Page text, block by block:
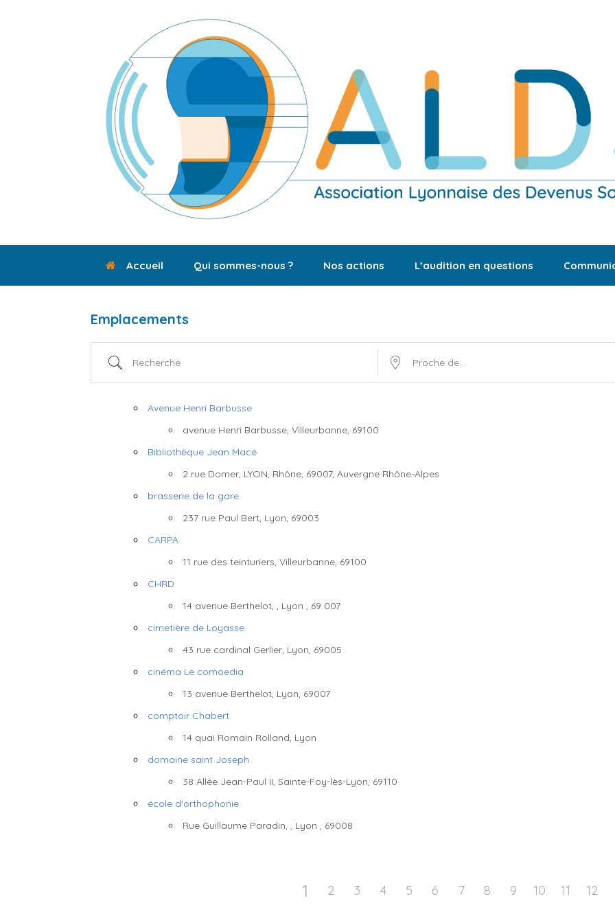
Accueil Qui sommes-nous ? Nos actions L’audition en questions
Emplacements
Recherche Proche de…
Pays
Emplacement avec des évènements ?
Avenue Henri Barbusse
avenue Henri Barbusse, Villeurbanne, 69100
Bibliothèque Jean Macé
2 rue Domer, LYON, Rhône, 69007, Auvergne Rhône-Alpes
brasserie de la gare
237 rue Paul Bert, Lyon, 69003
CARPA
11 rue des teinturiers, Villeurbanne, 69100
CHRD
14 avenue Berthelot, , Lyon , 69 007
cimetière de Loyasse
43 rue cardinal Gerlier, Lyon, 69005
cinéma Le comoedia
13 avenue Berthelot, Lyon, 69007
comptoir Chabert
14 quai Romain Rolland, Lyon
domaine saint Joseph
38 Allée Jean-Paul II, Sainte-Foy-lès-Lyon, 69110
école d'orthophonie
Rue Guillaume Paradin, , Lyon , 69008
1 2 3 4 5 6 7 8 9 10 11 12